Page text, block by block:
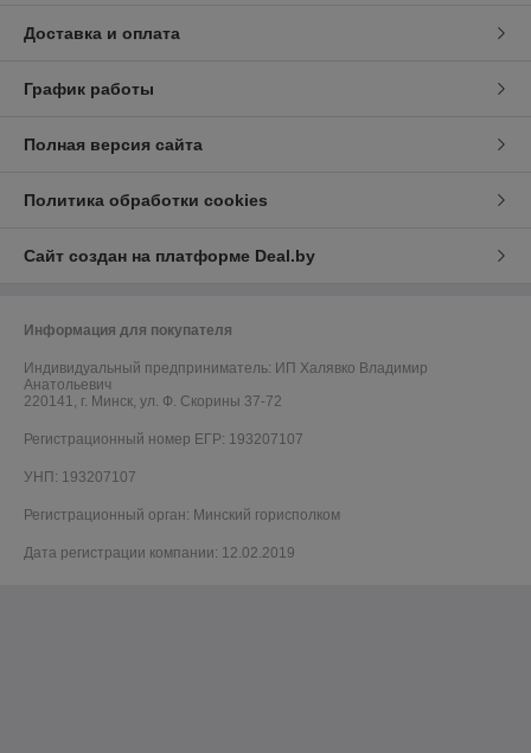
Доставка и оплата
График работы
Полная версия сайта
Политика обработки cookies
Сайт создан на платформе Deal.by
Информация для покупателя
Индивидуальный предприниматель: ИП Халявко Владимир
Анатольевич
220141, г. Минск, ул. Ф. Скорины 37-72
Регистрационный номер ЕГР: 193207107
УНП: 193207107
Регистрационный орган: Минский горисполком
Дата регистрации компании: 12.02.2019